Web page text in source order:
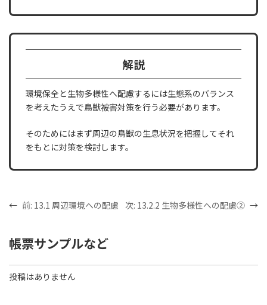
解説
環境保全と生物多様性へ配慮するには生態系のバランス
を考えたうえで鳥獣被害対策を行う必要があります。
そのためにはまず周辺の鳥獣の生息状況を把握してそれ
をもとに対策を検討します。
← 前: 13.1 周辺環境への配慮 次: 13.2.2 生物多様性への配慮② →
帳票サンプルなど
投稿はありません